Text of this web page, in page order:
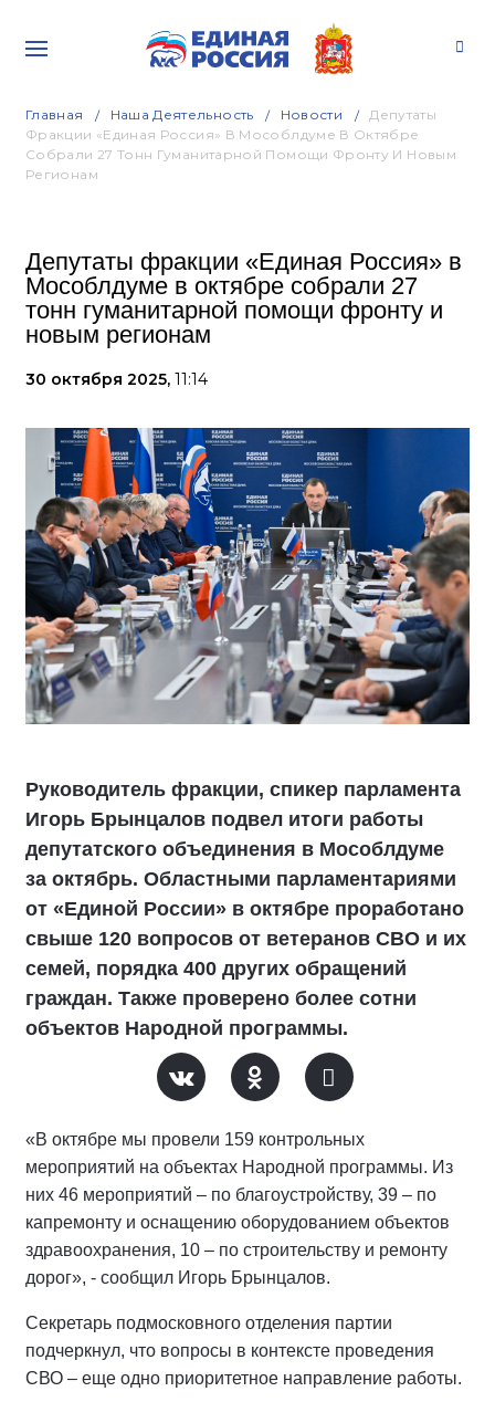
Главная Наша Деятельность Новости
Депутаты
Фракции «Единая Россия» В Мособлдуме В Октябре
Собрали 27 Тонн Гуманитарной Помощи Фронту И Новым
Регионам
Депутаты фракции «Единая Россия» в
Мособлдуме в октябре собрали 27
тонн гуманитарной помощи фронту и
новым регионам
30 октября 2025, 11:14
Руководитель фракции, спикер парламента
Игорь Брынцалов подвел итоги работы
депутатского объединения в Мособлдуме
за октябрь. Областными парламентариями
от «Единой России» в октябре проработано
свыше 120 вопросов от ветеранов СВО и их
семей, порядка 400 других обращений
граждан. Также проверено более сотни
объектов Народной программы.
«В октябре мы провели 159 контрольных
мероприятий на объектах Народной программы. Из
них 46 мероприятий – по благоустройству, 39 – по
капремонту и оснащению оборудованием объектов
здравоохранения, 10 – по строительству и ремонту
дорог», - сообщил Игорь Брынцалов.
Секретарь подмосковного отделения партии
подчеркнул, что вопросы в контексте проведения
СВО – еще одно приоритетное направление работы.